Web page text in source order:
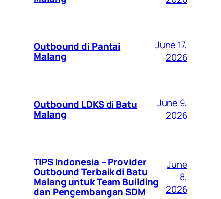
Outbound di Pantai
Malang
June 17,
2026
Outbound LDKS di Batu
Malang
June 9,
2026
TIPS Indonesia – Provider
Outbound Terbaik di Batu
Malang untuk Team Building
dan Pengembangan SDM
June
8,
2026